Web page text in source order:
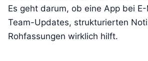
Es geht darum, ob eine App bei
Team-Updates, strukturierten
Rohfassungen wirklich hilft.